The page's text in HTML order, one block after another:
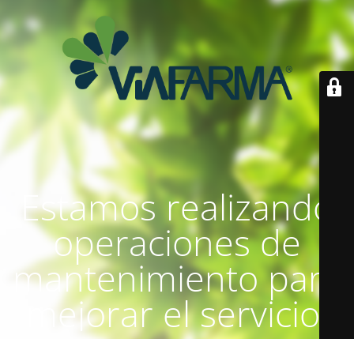
Estamos realizando
operaciones de
mantenimiento para
mejorar el servicio.